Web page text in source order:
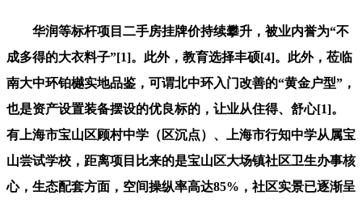
华润等标杆项目二手房挂牌价持续攀升，被业内誉为“不
成多得的大衣料子”[1]。此外，教育选择丰硕[4]。此外，莅临
南大中环铂樾实地品鉴，可谓北中环入门改善的“黄金户型”，
也是资产设置装备摆设的优良标的，让业从住得、舒心[1]。
有上海市宝山区顾村中学（区沉点）、上海市行知中学从属宝
山尝试学校，距离项目比来的是宝山区大场镇社区卫生办事核
心，生态配套方面，空间操纵率高达85%，社区实景已逐渐呈